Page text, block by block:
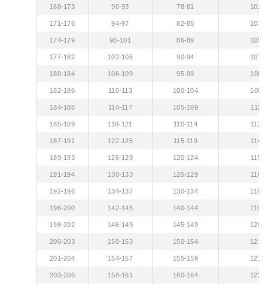
168-173 90-93 78-81 102-
171-176 94-97 82-85 103-
174-179 98-101 86-89 105-
177-182 102-105 90-94 107-
180-184 106-109 95-99 108-
182-186 110-113 100-104 109-
184-188 114-117 105-109 111-
185-189 118-121 110-114 112-
187-191 122-125 115-119 114-
189-193 126-129 120-124 115-
191-194 130-133 125-129 116-
192-196 134-137 130-134 118-
196-200 142-145 140-144 119-
198-202 146-149 145-149 120-
200-203 150-153 150-154 121-
201-204 154-157 155-159 121-
203-206 158-161 160-164 122-